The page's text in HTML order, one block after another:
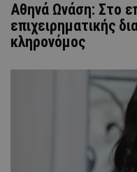
Αθηνά Ωνάση: Στο
επιχειρηματικής
κληρονόμος